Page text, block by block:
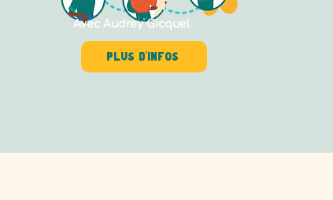
Avec Audrey Gicquel
Plus d'infos